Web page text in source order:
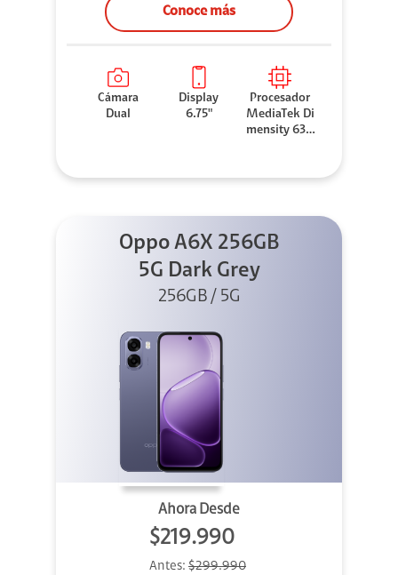
Conoce más
Cámara
Dual
Display
6.75"
Procesador
MediaTek Di
mensity 630
Oppo A6X 256GB
5G Dark Grey
256GB / 5G
Ahora Desde
$219.990
Antes: $299.990